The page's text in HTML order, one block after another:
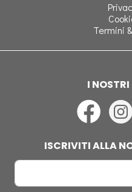
Termini
I
ISCRIVITI ALLA